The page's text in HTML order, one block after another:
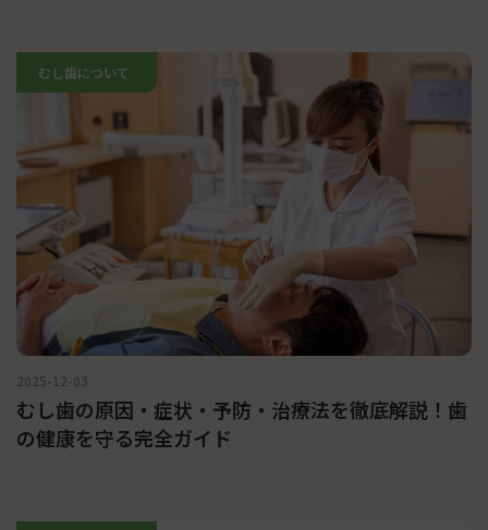
むし歯について
2025-12-03
むし歯の原因・症状・予防・治療法を徹底解説！歯
の健康を守る完全ガイド